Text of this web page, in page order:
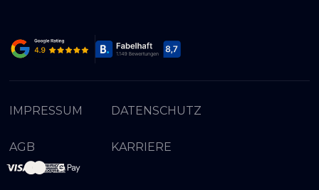
IMPRESSUM DATENSCHUTZ
AGB KARRIERE